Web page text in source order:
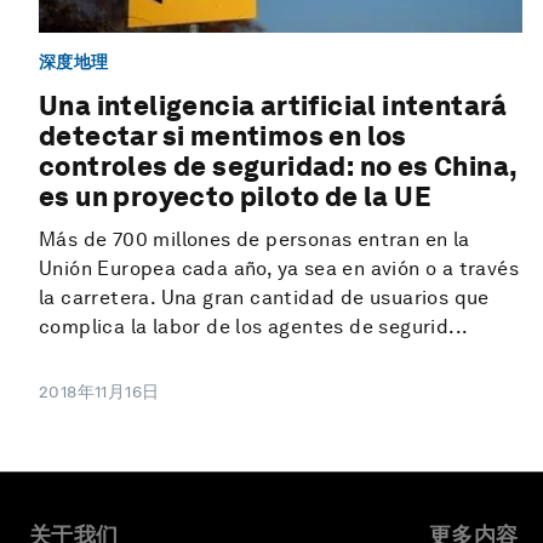
深度地理
Una inteligencia artificial intentará
detectar si mentimos en los
controles de seguridad: no es China,
es un proyecto piloto de la UE
Más de 700 millones de personas entran en la
Unión Europea cada año, ya sea en avión o a través
la carretera. Una gran cantidad de usuarios que
complica la labor de los agentes de segurid...
2018年11月16日
关于我们 更多内容